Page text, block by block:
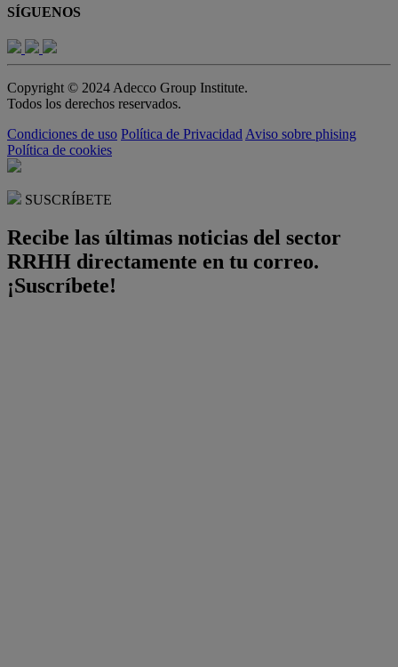
SÍGUENOS
Copyright © 2024 Adecco Group Institute.
Todos los derechos reservados.
Condiciones de uso Política de PrivacidadAviso sobre phising
Política de cookies
SUSCRÍBETE
Recibe las últimas noticias del sector
RRHH directamente en tu correo.
¡Suscríbete!